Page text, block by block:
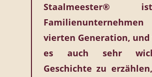
vierten Generation,
es auch sehr
Geschichte zu